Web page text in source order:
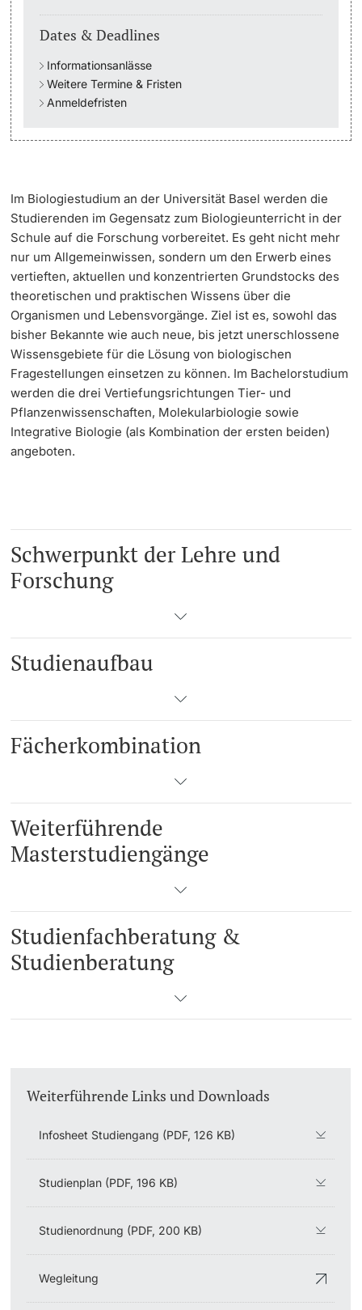
Career Counseling
Social Services & Health Care
Military & Civilian Service
Coordination Office for Refugees
Support Services Guide
Learning & Teaching
AI in learning and teaching
Digital learning
Language Center
Learning Spaces
Dates & Deadlines
Informationsanlässe
Weitere Termine & Fristen
Anmeldefristen
Im Biologiestudium an der Universität Basel werden die
Studierenden im Gegensatz zum Biologieunterricht in der
Schule auf die Forschung vorbereitet. Es geht nicht mehr
nur um Allgemeinwissen, sondern um den Erwerb eines
vertieften, aktuellen und konzentrierten Grundstocks des
theoretischen und praktischen Wissens über die
Organismen und Lebensvorgänge. Ziel ist es, sowohl das
bisher Bekannte wie auch neue, bis jetzt unerschlossene
Wissensgebiete für die Lösung von biologischen
Fragestellungen einsetzen zu können. Im Bachelorstudium
werden diedrei Vertiefungsrichtungen Tier- und
Pflanzenwissenschaften, Molekularbiologie sowie
Integrative Biologie (als Kombination der ersten beiden)
angeboten.
Schwerpunkt der Lehre und
Forschung
Studienaufbau
Fächerkombination
Weiterführende
Masterstudiengänge
Studienfachberatung &
Studienberatung
Weiterführende Links und Downloads
Infosheet Studiengang (PDF, 126 KB)
Studienplan (PDF, 196 KB)
Studienordnung (PDF, 200 KB)
Wegleitung